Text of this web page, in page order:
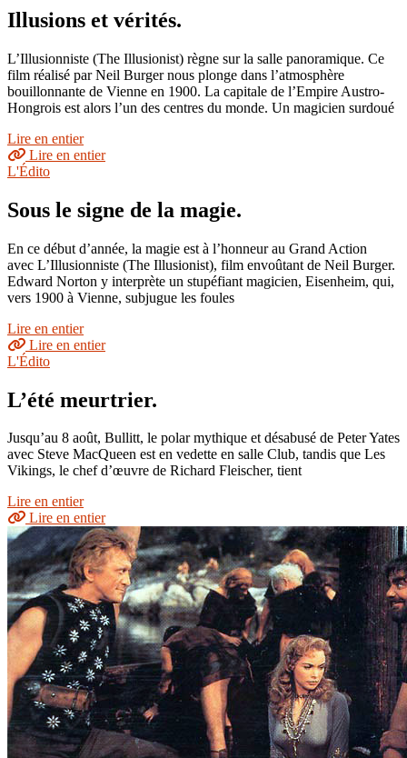
Illusions et vérités.
L’Illusionniste (The Illusionist) règne sur la salle panoramique. Ce
film réalisé par Neil Burger nous plonge dans l’atmosphère
bouillonnante de Vienne en 1900. La capitale de l’Empire Austro-
Hongrois est alors l’un des centres du monde. Un magicien surdoué
Lire en entier
Lire en entier
L'Édito
Sous le signe de la magie.
En ce début d’année, la magie est à l’honneur au Grand Action
avec L’Illusionniste (The Illusionist), film envoûtant de Neil Burger.
Edward Norton y interprète un stupéfiant magicien, Eisenheim, qui,
vers 1900 à Vienne, subjugue les foules
Lire en entier
Lire en entier
L'Édito
L’été meurtrier.
Jusqu’au 8 août, Bullitt, le polar mythique et désabusé de Peter Yates
avec Steve MacQueen est en vedette en salle Club, tandis que Les
Vikings, le chef d’œuvre de Richard Fleischer, tient
Lire en entier
Lire en entier